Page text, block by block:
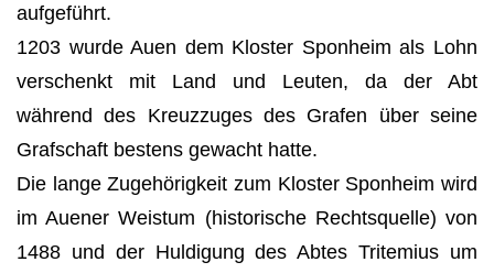
aufgeführt.
1203 wurde Auen dem Kloster Sponheim als Lohn
verschenkt mit Land und Leuten, da der Abt
während des Kreuzzuges des Grafen über seine
Grafschaft bestens gewacht hatte.
Die lange Zugehörigkeit zum Kloster Sponheim wird
im Auener Weistum (historische Rechtsquelle) von
1488 und der Huldigung des Abtes Tritemius um